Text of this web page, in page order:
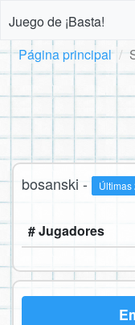
Juego de ¡Basta!
Página principal
bosanski - Últimas
# Jugadores